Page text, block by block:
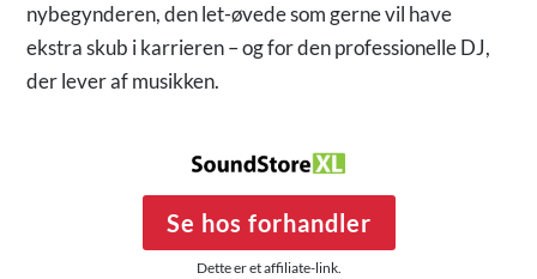
nybegynderen, den let-øvede som gerne vil have
ekstra skub i karrieren – og for den professionelle DJ,
der lever af musikken.
Se hos forhandler
Dette er et affiliate-link.